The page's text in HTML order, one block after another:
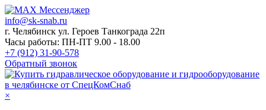
info@sk-snab.ru
г. Челябинск ул. Героев Танкограда 22п
Часы работы: ПН-ПТ 9.00 - 18.00
+7 (912) 31-90-578
Обратный звонок
×